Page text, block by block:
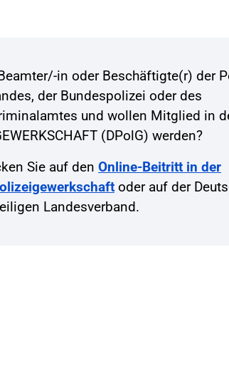
in oder Beschäftigte(r) der
der Bundespolizei oder des
und wollen Mitglied in
(DPolG) werden?
Sie auf den Online-Beitritt in der
oder auf der
Landesverband.